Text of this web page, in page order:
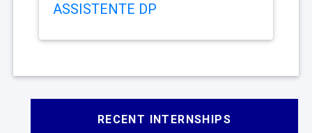
ASSISTENTE DP
RECENT INTERNSHIPS